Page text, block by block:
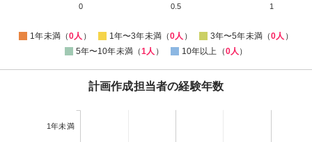
0 0.5 1
1年未満（0人 ） 1年〜3年未満（0人 ） 3年〜5年未満（0人 ）
5年〜10年未満（1人 ） 10年以上（0人 ）
計画作成担当者の経験年数
1年未満